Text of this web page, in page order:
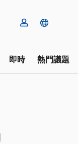
即時 熱門議題